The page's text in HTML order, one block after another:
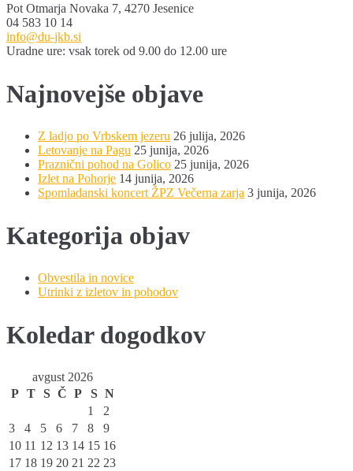
Pot Otmarja Novaka 7, 4270 Jesenice
04 583 10 14
info@du-jkb.si
Uradne ure: vsak torek od 9.00 do 12.00 ure
Najnovejše objave
Z ladjo po Vrbskem jezeru 26 julija, 2026
Letovanje na Pagu 25 junija, 2026
Praznični pohod na Golico 25 junija, 2026
Izlet na Pohorje 14 junija, 2026
Spomladanski koncert ŽPZ Večerna zarja 3 junija, 2026
Kategorija objav
Obvestila in novice
Utrinki z izletov in pohodov
Koledar dogodkov
avgust 2026
P T S Č P S N
1
2
3
4 5 6 7 8
9
10 11 12 13 14 15 16
17 18 19 20 21 22 23